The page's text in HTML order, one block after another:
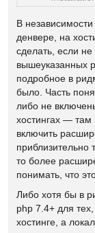
В
денвере, на
сделать, если
вышеуказанных
подробное в
было. Часть
либо не
хостингах — там
включить
приблизительно
то более
понимать, что
Либо хотя бы в
php 7.4+ для
хостинге, а